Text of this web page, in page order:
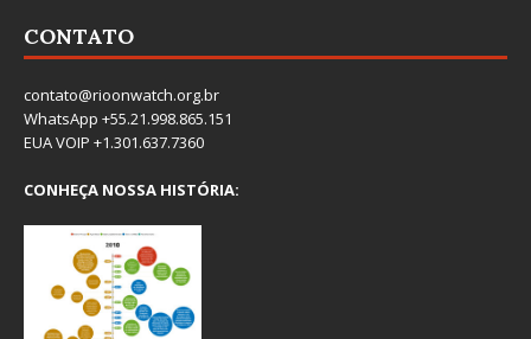
CONTATO
contato@rioonwatch.org.br
WhatsApp +55.21.998.865.151
EUA VOIP +1.301.637.7360
CONHEÇA NOSSA HISTÓRIA: